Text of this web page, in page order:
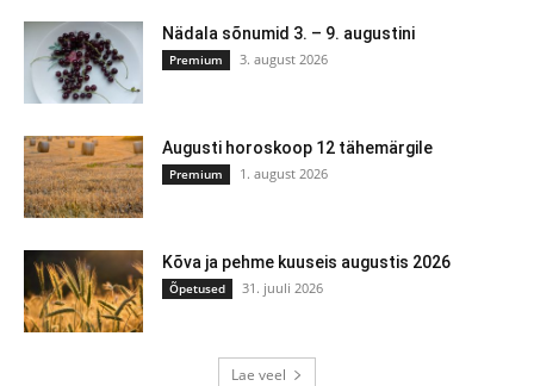
Nädala sõnumid 3. – 9. augustini
Premium 3. august 2026
Augusti horoskoop 12 tähemärgile
Premium 1. august 2026
Kõva ja pehme kuuseis augustis 2026
Õpetused 31. juuli 2026
Lae veel